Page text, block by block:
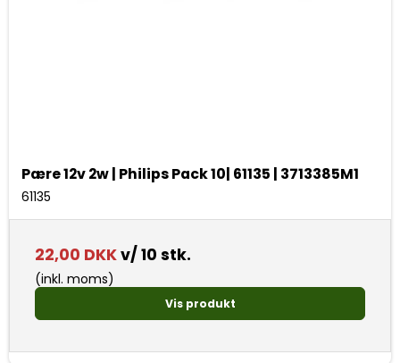
Pære 12v 2w | Philips Pack 10| 61135 | 3713385M1
61135
22,00 DKKv/ 10 stk.
(inkl. moms)
Vis produkt